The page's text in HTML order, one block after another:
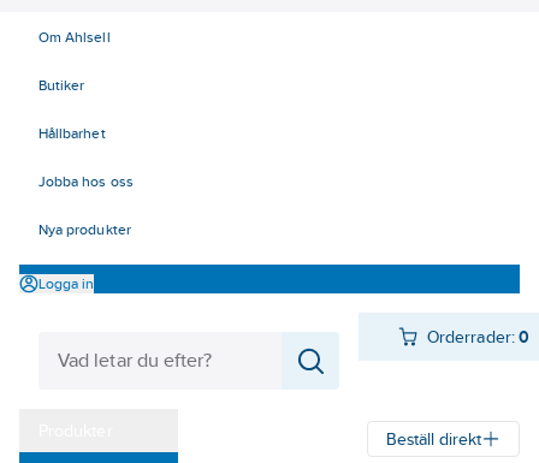
Om Ahlsell
Butiker
Hållbarhet
Jobba hos oss
Nya produkter
Logga in
Orderrader:0
Beställ direkt